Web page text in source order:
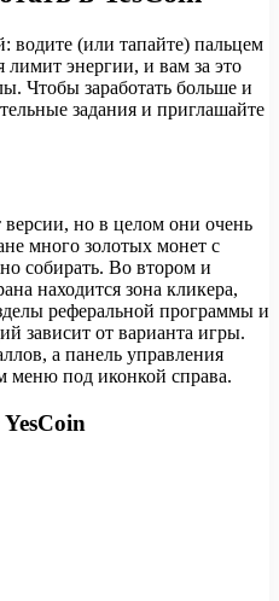
водите (или тапайте) пальцем
лимит энергии, и вам за это
Чтобы заработать больше и
задания и приглашайте
но в целом они очень
много золотых монет с
собирать. Во втором и
находится зона кликера,
реферальной программы и
зависит от варианта игры.
а панель управления
меню под иконкой справа.